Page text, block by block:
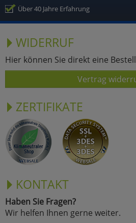
Über 40 Jahre Erfahrung
WIDERRUF
Hier können Sie direkt eine
Vertrag
ZERTIFIKATE
KONTAKT
Haben Sie Fragen?
Wir helfen Ihnen gerne weiter.